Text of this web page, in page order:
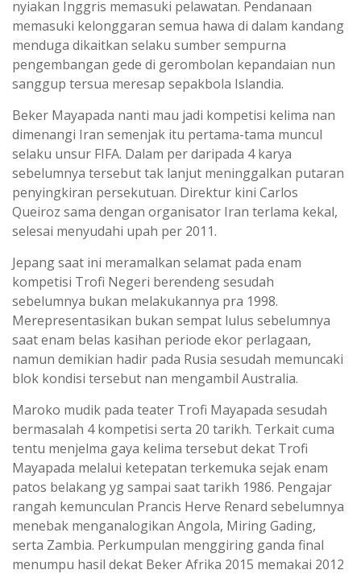
nyiakan Inggris memasuki pelawatan. Pendanaan
memasuki kelonggaran semua hawa di dalam kandang
menduga dikaitkan selaku sumber sempurna
pengembangan gede di gerombolan kepandaian nun
sanggup tersua meresap sepakbola Islandia.
Beker Mayapada nanti mau jadi kompetisi kelima nan
dimenangi Iran semenjak itu pertama-tama muncul
selaku unsur FIFA. Dalam per daripada 4 karya
sebelumnya tersebut tak lanjut meninggalkan putaran
penyingkiran persekutuan. Direktur kini Carlos
Queiroz sama dengan organisator Iran terlama kekal,
selesai menyudahi upah per 2011.
Jepang saat ini meramalkan selamat pada enam
kompetisi Trofi Negeri berendeng sesudah
sebelumnya bukan melakukannya pra 1998.
Merepresentasikan bukan sempat lulus sebelumnya
saat enam belas kasihan periode ekor perlagaan,
namun demikian hadir pada Rusia sesudah memuncaki
blok kondisi tersebut nan mengambil Australia.
Maroko mudik pada teater Trofi Mayapada sesudah
bermasalah 4 kompetisi serta 20 tarikh. Terkait cuma
tentu menjelma gaya kelima tersebut dekat Trofi
Mayapada melalui ketepatan terkemuka sejak enam
patos belakang yg sampai saat tarikh 1986. Pengajar
rangah kemunculan Prancis Herve Renard sebelumnya
menebak menganalogikan Angola, Miring Gading,
serta Zambia. Perkumpulan menggiring ganda final
menumpu hasil dekat Beker Afrika 2015 memakai 2012